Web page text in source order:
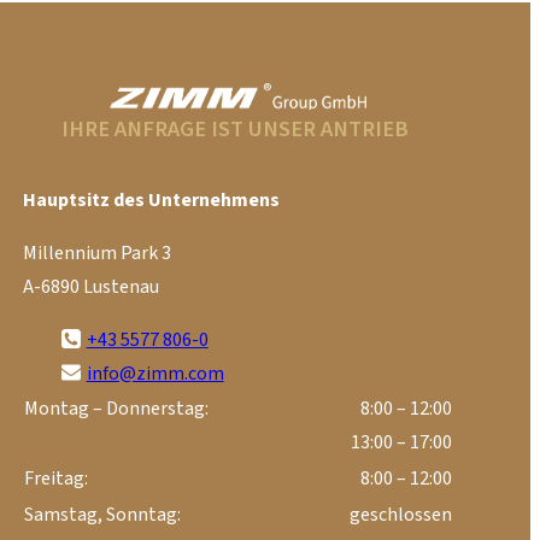
IHRE ANFRAGE IST UNSER ANTRIEB
Hauptsitz des Unternehmens
Millennium Park 3
A-6890 Lustenau
+43 5577 806-0
info@zimm.com
Montag – Donnerstag:
8:00 – 12:00
13:00 – 17:00
Freitag:
8:00 – 12:00
Samstag, Sonntag:
geschlossen